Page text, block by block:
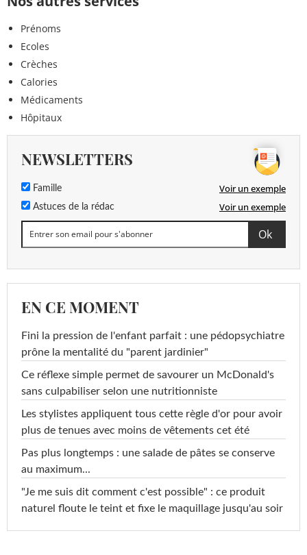
Prénoms
Ecoles
Crèches
Calories
Médicaments
Hôpitaux
NEWSLETTERS
Famille Voir un exemple
Astuces de la rédac Voir un exemple
EN CE MOMENT
Fini la pression de l'enfant parfait : une pédopsychiatre
prône la mentalité du "parent jardinier"
Ce réflexe simple permet de savourer un McDonald's
sans culpabiliser selon une nutritionniste
Les stylistes appliquent tous cette règle d'or pour avoir
plus de tenues avec moins de vêtements cet été
Pas plus longtemps : une salade de pâtes se conserve
au maximum...
"Je me suis dit comment c'est possible" : ce produit
naturel floute le teint et fixe le maquillage jusqu'au soir